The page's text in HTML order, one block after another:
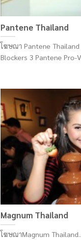
Pantene Thailand
โฆษณา Pantene
Blockers 3 Pantene Pro-
Magnum Thailand
โฆษณาMagnum